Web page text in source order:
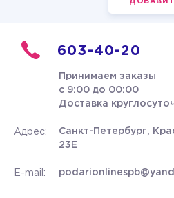
603-40-20
Принимаем заказы
с 9:00 до 00:00
Доставка
Адрес:
Санкт-Петербург,
23Е
E-mail: